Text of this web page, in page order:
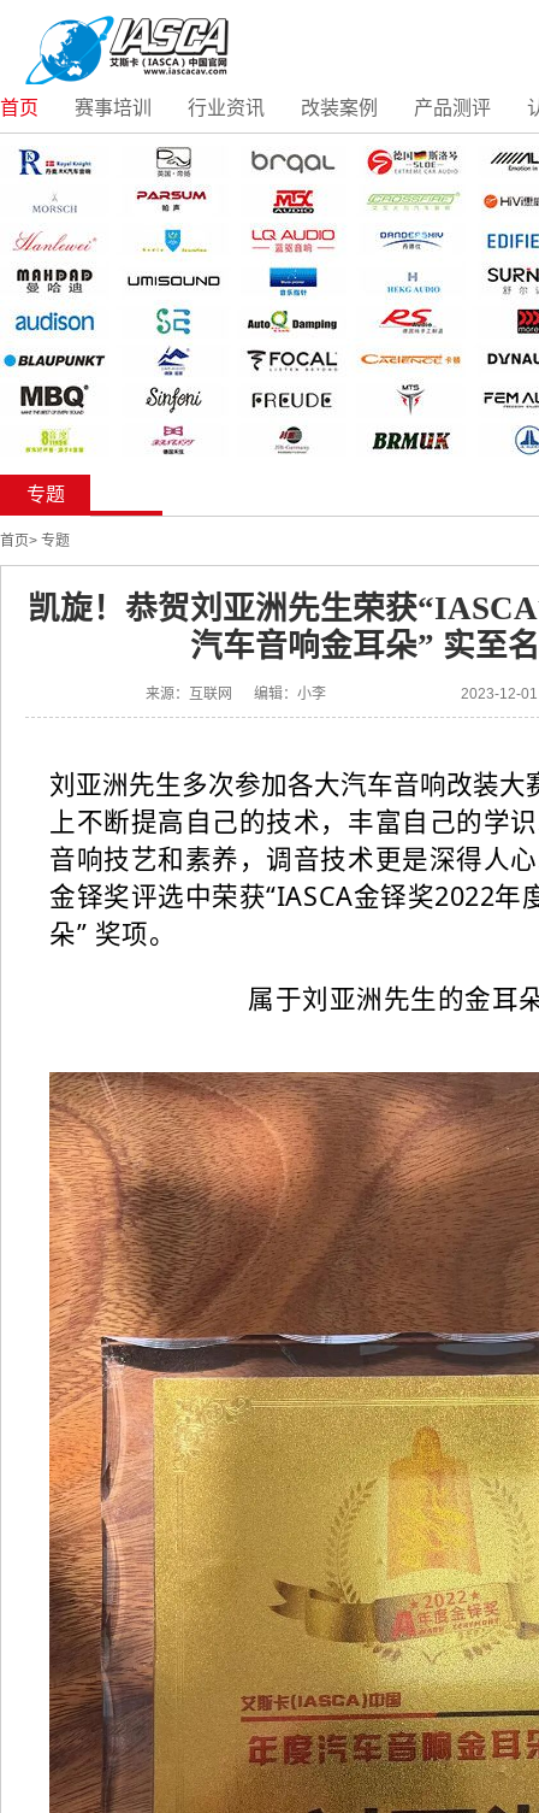
首页 赛事培训 行业资讯 改装案例 产品测评
专题
首页> 专题
凯旋！恭贺刘亚洲先生荣获
汽车音响金耳朵” 实至
来源：互联网 编辑：小李 2023-12-
刘亚洲先生多次参加各大汽车音响改装大
上不断提高自己的技术，丰富自己的学
音响技艺和素养，调音技术更是深得人
金铎奖评选中荣获“IASCA金铎奖2022年
朵” 奖项。
属于刘亚洲先生的金耳